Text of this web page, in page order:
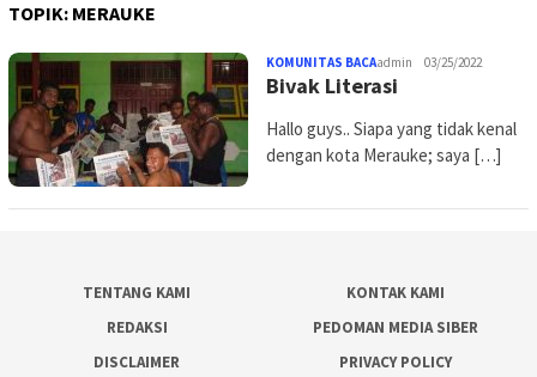
TOPIK: MERAUKE
KOMUNITAS BACAadmin 03/25/2022
Bivak Literasi
Hallo guys.. Siapa yang tidak kenal
dengan kota Merauke; saya […]
TENTANG KAMI
KONTAK KAMI
REDAKSI
PEDOMAN MEDIA SIBER
DISCLAIMER
PRIVACY POLICY